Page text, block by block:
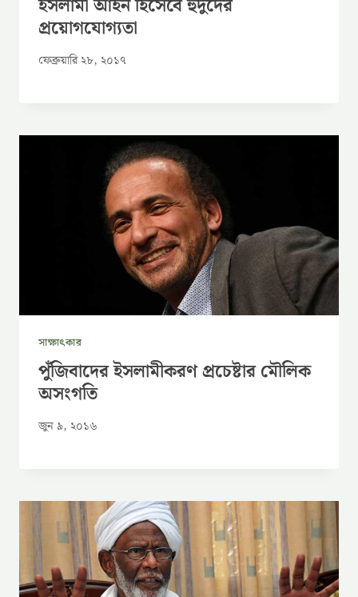
ইসলামী আইন হিসেবে হুদুদের
প্রয়োগযোগ্যতা
ফেব্রুয়ারি ২৮, ২০১৭
সাক্ষাৎকার
পুঁজিবাদের ইসলামীকরণ প্রচেষ্টার মৌলিক
অসংগতি
জুন ৯, ২০১৬